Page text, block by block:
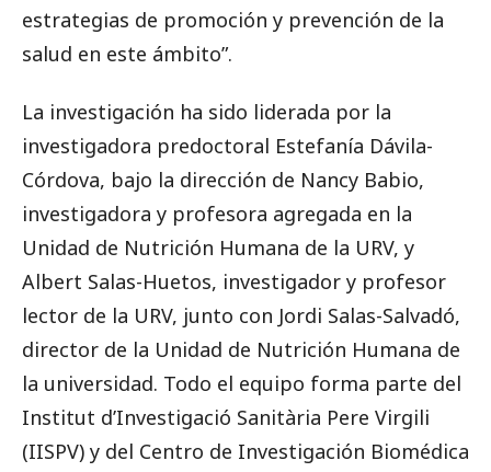
estrategias de promoción y prevención de la
salud en este ámbito”.
La investigación ha sido liderada por la
investigadora predoctoral Estefanía Dávila-
Córdova, bajo la dirección de Nancy Babio,
investigadora y profesora agregada en la
Unidad de Nutrición Humana de la URV, y
Albert Salas-Huetos, investigador y profesor
lector de la URV, junto con Jordi Salas-Salvadó,
director de la Unidad de Nutrición Humana de
la universidad. Todo el equipo forma parte del
Institut d’Investigació Sanitària Pere Virgili
(IISPV) y del Centro de Investigación Biomédica